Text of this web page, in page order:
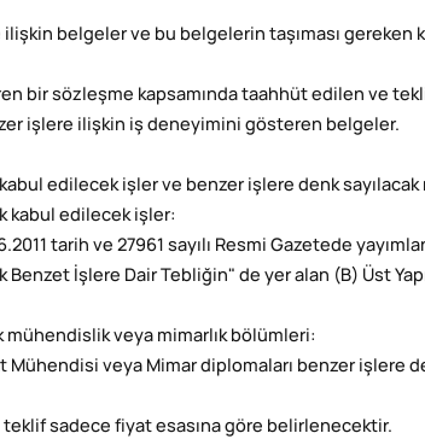
belgeler ve bu belgelerin taşıması gereken
bir sözleşme kapsamında taahhüt edilen ve
işlere ilişkin iş deneyimini gösteren belgeler.
edilecek işler ve benzer işlere denk
kabul edilecek işler:
tarih ve 27961 sayılı Resmi Gazetede
İşlere Dair Tebliğin" de yer alan (B) Üst
mühendislik veya mimarlık bölümleri:
Mühendisi veya Mimar diplomaları benzer işlere
teklif sadece fiyat esasına göre belirlenecektir.